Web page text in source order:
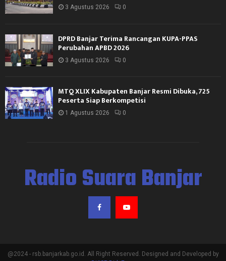
3 Agustus 2026 0
DPRD Banjar Terima Rancangan KUPA-PPAS
Perubahan APBD 2026
3 Agustus 2026 0
MTQ XLIX Kabupaten Banjar Resmi Dibuka, 725
Peserta Siap Berkompetisi
1 Agustus 2026 0
Radio Suara Banjar
@2024 - rsb.banjarkab.go.id. All Right Reserved. Designed and Developed by